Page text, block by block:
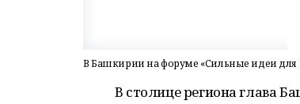
В Башкирии на форуме «Сильные идеи для
В столице региона глава